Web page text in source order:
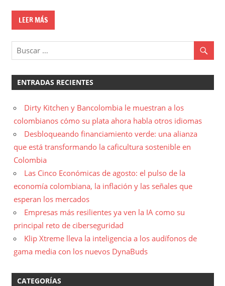
LEER MÁS
ENTRADAS RECIENTES
Dirty Kitchen y Bancolombia le muestran a los
colombianos cómo su plata ahora habla otros idiomas
Desbloqueando financiamiento verde: una alianza
que está transformando la caficultura sostenible en
Colombia
Las Cinco Económicas de agosto: el pulso de la
economía colombiana, la inflación y las señales que
esperan los mercados
Empresas más resilientes ya ven la IA como su
principal reto de ciberseguridad
Klip Xtreme lleva la inteligencia a los audífonos de
gama media con los nuevos DynaBuds
CATEGORÍAS